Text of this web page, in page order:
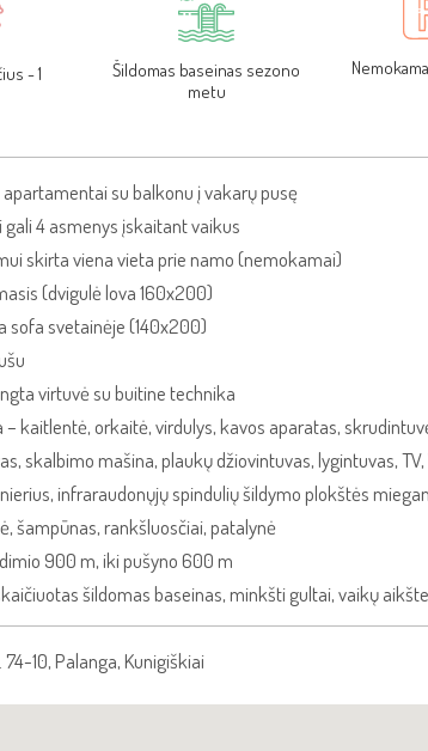
- 1
Šildomas baseinas sezono
metu
apartamentai su balkonu įvakarų pusę
gali 4 asmenys įskaitant vaikus
skirta viena vieta prie namo (nemokamai)
(dvigulė lova 160x200)
sofa svetainėje (140x200)
virtuvė su buitine technika
– kaitlentė, orkaitė, virdulys, kavos aparatas,
skalbimo mašina, plaukų džiovintuvas, lygintuvas, TV,
infraraudonųjų spindulių šildymo plokštės
šampūnas, rankšluosčiai, patalynė
900 m, iki pušyno 600 m
šildomas baseinas, minkšti gultai, vaikų
10, Palanga, Kunigiškiai